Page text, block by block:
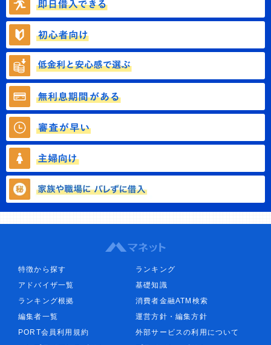
特徴から探す
ランキング
アドバイザ一覧
基礎知識
ランキング根拠
消費者金融ATM検索
編集者一覧
運営方針・編集方針
PORT会員利用規約
外部サービスの利用について